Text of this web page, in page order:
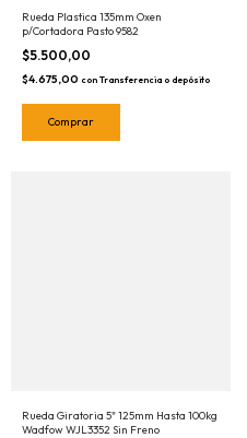
Rueda Plastica 135mm Oxen
p/Cortadora Pasto 9582
$5.500,00
$4.675,00 con Transferencia o depósito
Rueda Giratoria 5" 125mm Hasta 100kg
Wadfow WJL3352 Sin Freno